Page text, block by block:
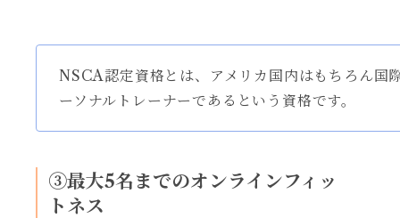
NSCA認定資格とは、アメリカ国内はもちろん国
ーソナルトレーナーであるという資格です。
③最大5名までのオンラインフィッ
トネス